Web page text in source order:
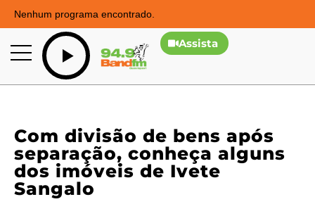
Nenhum programa encontrado.
Assista
Com divisão de bens após
separação, conheça alguns
dos imóveis de Ivete
Sangalo